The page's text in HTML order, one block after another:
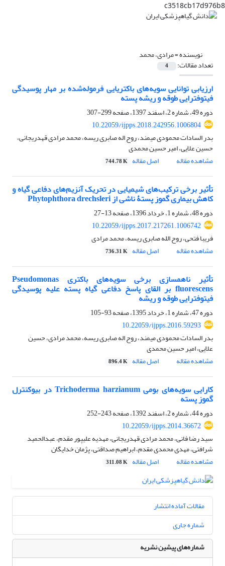
c3518cb17d976b8
نویسنده =مرادی، محمد
تعداد مقالات: 4
ارزیابی توانایی سویه‌های باکتریایی فرموله‌شده بر مهار پوسیدگی
فیتوفترایی طوقه و ریشه پسته
دوره 49، شماره 2، اسفند 1397، صفحه
299-307
10.22059/ijpps.2018.242956.1006804
بدر السادات محمودی میمند، روح اله صابری ریسه، محمد مرادی قهدریجانی،
حسین علایی، امیر حسین محمدی
مشاهده مقاله
اصل مقاله 744.78 K
تأثیر برخی ترکیب‌های شیمیایی در تحریک آنزیم‌های دفاعی گیاه و
کاهش بیماری گموز پستۀ ناشی از Phytophthora drechsleri
دوره 48، شماره 1، خرداد 1396، صفحه
13-27
10.22059/ijpps.2017.217261.1006742
فریبا فتحی، روح الله صابری ریسه، محمد مرادی
مشاهده مقاله
اصل مقاله 736.31 K
تأثیر ناهمسازی برخی سویه‌های باکتری Pseudomonas
fluorescens بر القای پاسخ دفاعی گیاه پسته علیه پوسیدگی
فیتوفترایی طوقه و ریشه
دوره 47، شماره 1، خرداد 1395، صفحه
93-105
10.22059/ijpps.2016.59293
بدر السادات محمودی میمند، روح اله صابری ریسه، محمد مرادی، حسین
علایی، امیر حسین محمدی
مشاهده مقاله
اصل مقاله 896.4 K
کارایی سویه‌های بومی Trichoderma harzianum در بیوکنترل
گموز پسته
دوره 44، شماره 2، اسفند 1392، صفحه
243-252
10.22059/ijpps.2014.36672
سید رضا فانی، محمد مرادی قهدریجانی، مهدیه علیپور مقدم، عبدالحمید
شرافتی، مهدی محمدی مقدم، ابراهیم صداقتی، پژمان خدایگان
مشاهده مقاله
اصل مقاله 311.08 K
مقالات آماده انتشار
شماره جاری
شماره‌های پیشین نشریه